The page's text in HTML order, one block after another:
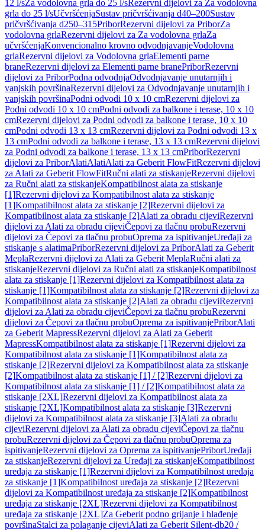
12 l/sZa vodolovna grla do 25 l/sRezervni dijelovi za Za vodolovna
grla do 25 l/sUčvršćenjaSustav pričvršćivanja d40–200Sustav
pričvršćivanja d250–315PriborRezervni dijelovi za PriborZa
vodolovna grlaRezervni dijelovi za Za vodolovna grlaZa
učvršćenjaKonvencionalno krovno odvodnjavanjeVodolovna
grlaRezervni dijelovi za Vodolovna grlaElementi parne
braneRezervni dijelovi za Elementi parne branePriborRezervni
dijelovi za PriborPodna odvodnjaOdvodnjavanje unutarnjih i
vanjskih površinaRezervni dijelovi za Odvodnjavanje unutarnjih i
vanjskih površinaPodni odvodi 10 x 10 cmRezervni dijelovi za
Podni odvodi 10 x 10 cmPodni odvodi za balkone i terase, 10 x 10
cmRezervni dijelovi za Podni odvodi za balkone i terase, 10 x 10
cmPodni odvodi 13 x 13 cmRezervni dijelovi za Podni odvodi 13 x
13 cmPodni odvodi za balkone i terase, 13 x 13 cmRezervni dijelovi
za Podni odvodi za balkone i terase, 13 x 13 cmPriborRezervni
dijelovi za PriborAlatiAlatiAlati za Geberit FlowFitRezervni dijelovi
za Alati za Geberit FlowFitRučni alati za stiskanjeRezervni dijelovi
za Ručni alati za stiskanjeKompatibilnost alata za stiskanje
[1]Rezervni dijelovi za Kompatibilnost alata za stiskanje
[1]Kompatibilnost alata za stiskanje [2]Rezervni dijelovi za
Kompatibilnost alata za stiskanje [2]Alati za obradu cijeviRezervni
dijelovi za Alati za obradu cijeviČepovi za tlačnu probuRezervni
dijelovi za Čepovi za tlačnu probuOprema za ispitivanjeUređaji za
stiskanje s alatimaPriborRezervni dijelovi za PriborAlati za Geberit
MeplaRezervni dijelovi za Alati za Geberit MeplaRučni alati za
stiskanjeRezervni dijelovi za Ručni alati za stiskanjeKompatibilnost
alata za stiskanje [1]Rezervni dijelovi za Kompatibilnost alata za
stiskanje [1]Kompatibilnost alata za stiskanje [2]Rezervni dijelovi za
Kompatibilnost alata za stiskanje [2]Alati za obradu cijeviRezervni
dijelovi za Alati za obradu cijeviČepovi za tlačnu probuRezervni
dijelovi za Čepovi za tlačnu probuOprema za ispitivanjePriborAlati
za Geberit MapressRezervni dijelovi za Alati za Geberit
MapressKompatibilnost alata za stiskanje [1]Rezervni dijelovi za
Kompatibilnost alata za stiskanje [1]Kompatibilnost alata za
stiskanje [2]Rezervni dijelovi za Kompatibilnost alata za stiskanje
[2]Kompatibilnost alata za stiskanje [1] / [2]Rezervni dijelovi za
Kompatibilnost alata za stiskanje [1] / [2]Kompatibilnost alata za
stiskanje [2XL]Rezervni dijelovi za Kompatibilnost alata za
stiskanje [2XL]Kompatibilnost alata za stiskanje [3]Rezervni
dijelovi za Kompatibilnost alata za stiskanje [3]Alati za obradu
cijeviRezervni dijelovi za Alati za obradu cijeviČepovi za tlačnu
probuRezervni dijelovi za Čepovi za tlačnu probuOprema za
ispitivanjeRezervni dijelovi za Oprema za ispitivanjePriborUređaji
za stiskanjeRezervni dijelovi za Uređaji za stiskanjeKompatibilnost
uređaja za stiskanje [1]Rezervni dijelovi za Kompatibilnost uređaja
za stiskanje [1]Kompatibilnost uređaja za stiskanje [2]Rezervni
dijelovi za Kompatibilnost uređaja za stiskanje [2]Kompatibilnost
uređaja za stiskanje [2XL]Rezervni dijelovi za Kompatibilnost
uređaja za stiskanje [2XL]Za Geberit podno grijanje i hlađenje
površinaStalci za polaganje cijeviAlati za Geberit Silent-db20 /